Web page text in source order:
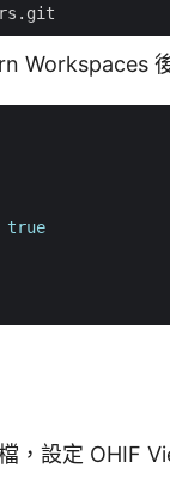
Workspaces
true
，設定 OHIF